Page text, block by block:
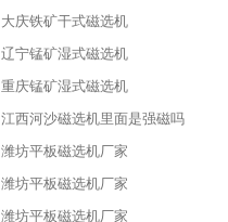
大庆铁矿干式磁选机
辽宁锰矿湿式磁选机
重庆锰矿湿式磁选机
江西河沙磁选机里面是强磁吗
潍坊平板磁选机厂家
潍坊平板磁选机厂家
潍坊平板磁选机厂家